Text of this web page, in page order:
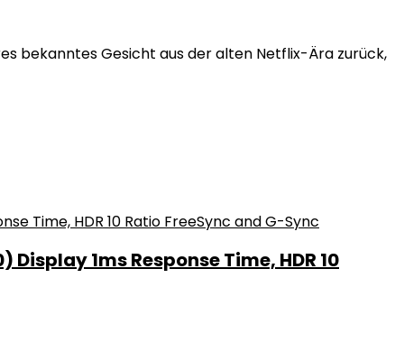
bekanntes Gesicht aus der alten Netflix-Ära zurück,
1ms Response Time, HDR 10